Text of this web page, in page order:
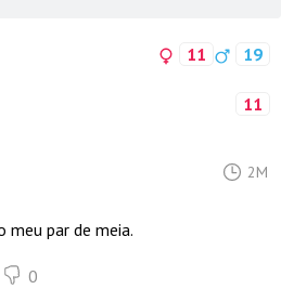
11 19
11
2M
meu par de meia.
0